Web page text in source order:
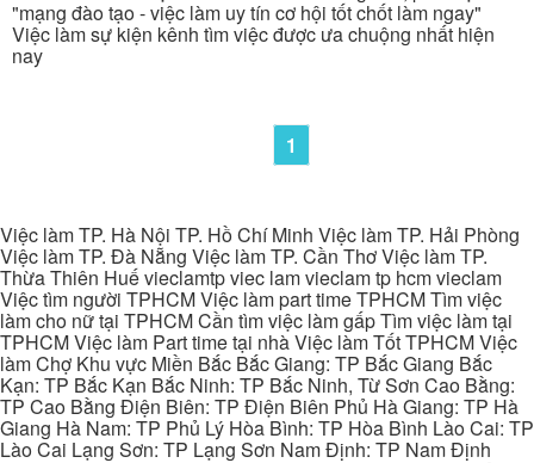
"mạng đào tạo - việc làm uy tín cơ hội tốt chốt làm ngay"
Việc làm sự kiện kênh tìm việc được ưa chuộng nhất hiện
nay
1
Việc làm TP. Hà Nội TP. Hồ Chí Minh Việc làm TP. Hải Phòng
Việc làm TP. Đà Nẵng Việc làm TP. Cần Thơ Việc làm TP.
Thừa Thiên Huế vieclamtp viec lam vieclam tp hcm vieclam
Việc tìm người TPHCM Việc làm part time TPHCM Tìm việc
làm cho nữ tại TPHCM Cần tìm việc làm gấp Tìm việc làm tại
TPHCM Việc làm Part time tại nhà Việc làm Tốt TPHCM Việc
làm Chợ Khu vực Miền Bắc Bắc Giang: TP Bắc Giang Bắc
Kạn: TP Bắc Kạn Bắc Ninh: TP Bắc Ninh, Từ Sơn Cao Bằng:
TP Cao Bằng Điện Biên: TP Điện Biên Phủ Hà Giang: TP Hà
Giang Hà Nam: TP Phủ Lý Hòa Bình: TP Hòa Bình Lào Cai: TP
Lào Cai Lạng Sơn: TP Lạng Sơn Nam Định: TP Nam Định